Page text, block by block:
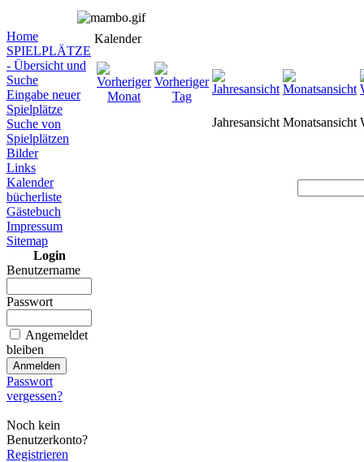
Home
SPIELPLÄTZE
- Übersicht und
Suche
Eingabe neuer
Spielplätze
Suche von
Spielplätzen
Bilder
Links
Kalender
bücherliste
Gästebuch
Impressum
Sitemap
Login
Benutzername
Passwort
Angemeldet
bleiben
Passwort
vergessen?
Noch kein
Benutzerkonto?
Registrieren
Kalender
Jahresansicht Monatsansicht